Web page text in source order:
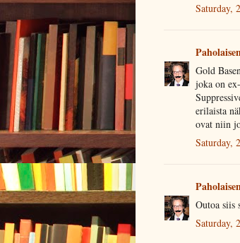
Saturday,
Gold
joka on
erilaista
ovat niin
Saturday,
Outoa siis
Saturday,